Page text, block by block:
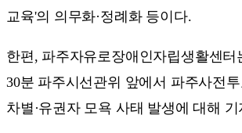
교육'의 의무화·정례화 등이다.
한편, 파주자유로장애인자립생활센터
30분 파주시선관위 앞에서 파주사전
차별·유권자 모욕 사태 발생에 대해